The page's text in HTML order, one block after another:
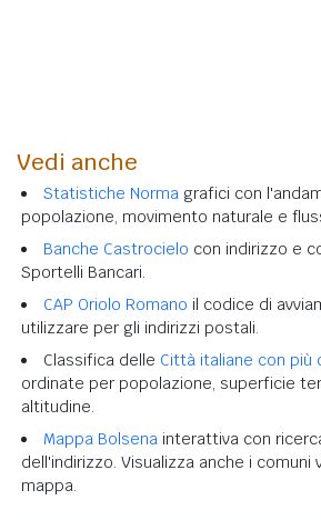
Vedi anche
Statistiche Norma grafici con
popolazione, movimento naturale e
Banche Castrocielo con indirizzo e
Sportelli Bancari.
CAP Oriolo Romano il codice di
utilizzare per gli indirizzi postali.
Classifica delle Città italiane con più
ordinate per popolazione, superficie
altitudine.
Mappa Bolsena interattiva con
dell'indirizzo. Visualizza anche i comuni
mappa.